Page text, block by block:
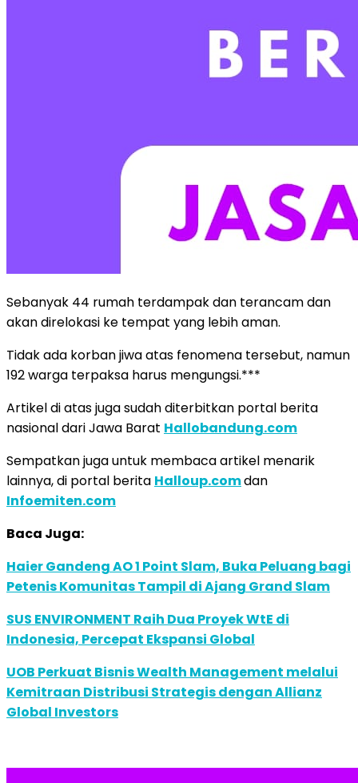
Sebanyak 44 rumah terdampak dan terancam dan
akan direlokasi ke tempat yang lebih aman.
Tidak ada korban jiwa atas fenomena tersebut, namun
192 warga terpaksa harus mengungsi.***
Artikel di atas juga sudah diterbitkan portal berita
nasional dari Jawa Barat Hallobandung.com
Sempatkan juga untuk membaca artikel menarik
lainnya, di portal berita Halloup.comdan
Infoemiten.com
Baca Juga:
Haier Gandeng AO 1 Point Slam, Buka Peluang bagi
Petenis Komunitas Tampil di Ajang Grand Slam
SUS ENVIRONMENT Raih Dua Proyek WtE di
Indonesia, Percepat Ekspansi Global
UOB Perkuat Bisnis Wealth Management melalui
Kemitraan Distribusi Strategis dengan Allianz
Global Investors